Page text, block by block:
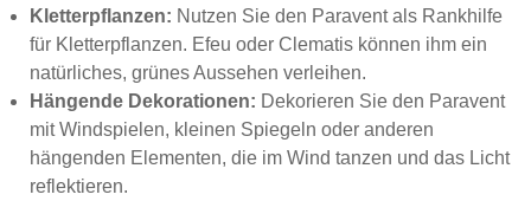
Kletterpflanzen: Nutzen Sie den Paravent als Rankhilfe
für Kletterpflanzen. Efeu oder Clematis können ihm ein
natürliches, grünes Aussehen verleihen.
Hängende Dekorationen: Dekorieren Sie den Paravent
mit Windspielen, kleinen Spiegeln oder anderen
hängenden Elementen, die im Wind tanzen und das Licht
reflektieren.